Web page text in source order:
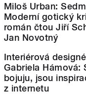
Miloš Urban:
Moderní gotický
román čtou Jiří
Jan Novotný
Interiérová
Gabriela Hámová:
bojuju, jsou
z internetu